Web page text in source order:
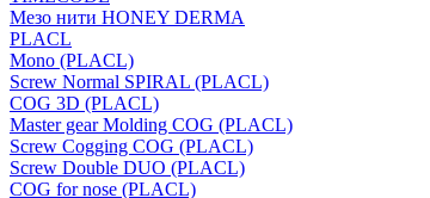
Мезо нити HONEY DERMA
PLACL
Mono (PLACL)
Screw Normal SPIRAL (PLACL)
COG 3D (PLACL)
Master gear Molding COG (PLACL)
Screw Cogging COG (PLACL)
Screw Double DUO (PLACL)
COG for nose (PLACL)